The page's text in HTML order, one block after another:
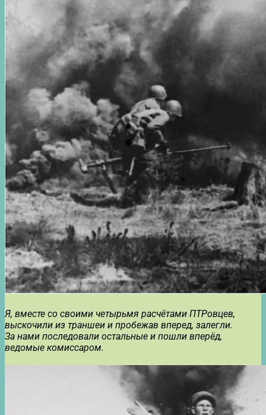
Я, вместе со своими четырьмя расчётами ПТРовцев,
выскочили из траншеи и пробежав вперед, залегли.
За нами последовали остальные и пошли вперёд,
ведомые комиссаром.